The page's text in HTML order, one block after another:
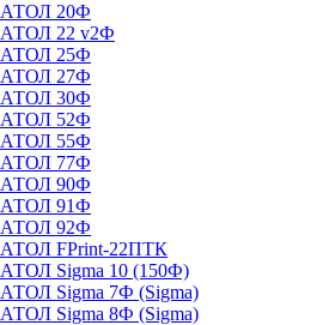
АТОЛ 20Ф
АТОЛ 22 v2Ф
АТОЛ 25Ф
АТОЛ 27Ф
АТОЛ 30Ф
АТОЛ 52Ф
АТОЛ 55Ф
АТОЛ 77Ф
АТОЛ 90Ф
АТОЛ 91Ф
АТОЛ 92Ф
АТОЛ FPrint-22ПТК
АТОЛ Sigma 10 (150Ф)
АТОЛ Sigma 7Ф (Sigma)
АТОЛ Sigma 8Ф (Sigma)